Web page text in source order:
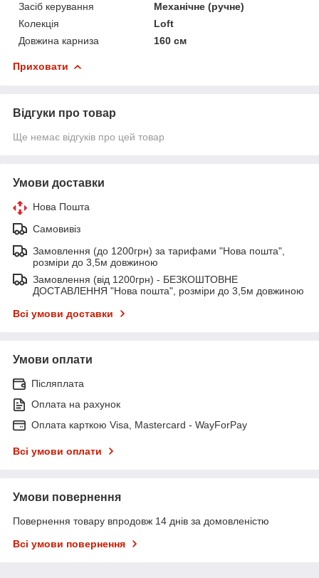
Засіб керування
Механічне (ручне)
Колекція
Loft
Довжина карниза
160 см
Приховати
Відгуки про товар
Ще немає відгуків про цей товар
Умови доставки
Нова Пошта
Самовивіз
Замовлення (до 1200грн) за тарифами "Нова пошта",
розміри до 3,5м довжиною
Замовлення (від 1200грн) - БЕЗКОШТОВНЕ
ДОСТАВЛЕННЯ "Нова пошта", розміри до 3,5м довжиною
Всі умови доставки
Умови оплати
Післяплата
Оплата на рахунок
Оплата карткою Visa, Mastercard - WayForPay
Всі умови оплати
Умови повернення
Повернення товару впродовж 14 днів за домовленістю
Всі умови повернення